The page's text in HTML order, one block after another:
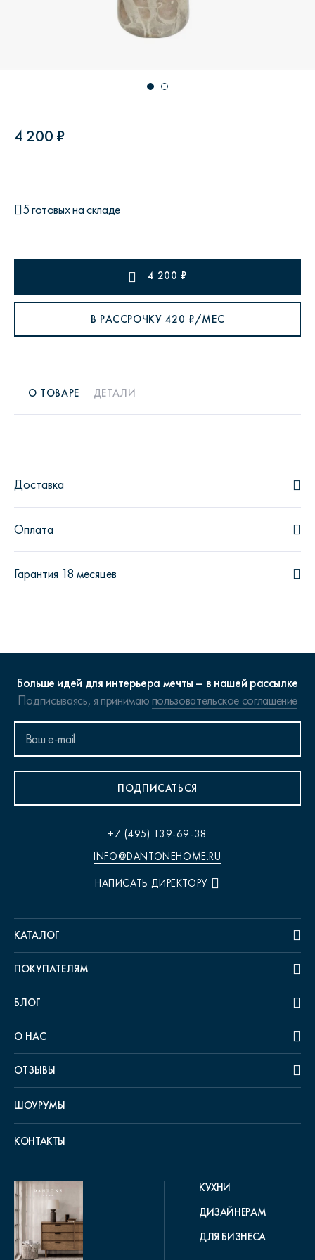
4 200 ₽
5 готовых на складе
4 200 ₽
В РАССРОЧКУ 420 ₽/МЕС
О ТОВАРЕ ДЕТАЛИ
Доставка
Оплата
Гарантия 18 месяцев
Больше идей для интерьера мечты – в нашей рассылке
Подписываясь, я принимаюпользовательское соглашение
ПОДПИСАТЬСЯ
+7 (495) 139-69-38
INFO@DANTONEHOME.RU
НАПИСАТЬ ДИРЕКТОРУ
КАТАЛОГ
ПОКУПАТЕЛЯМ
БЛОГ
О НАС
ОТЗЫВЫ
ШОУРУМЫ
КОНТАКТЫ
КУХНИ
ДИЗАЙНЕРАМ
ДЛЯ БИЗНЕСА